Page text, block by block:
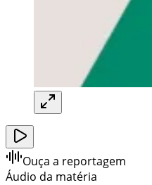
Ouça a reportagem
Áudio da matéria